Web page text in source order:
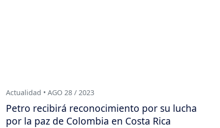
Actualidad • AGO 28 / 2023
Petro recibirá reconocimiento por su lucha
por la paz de Colombia en Costa Rica